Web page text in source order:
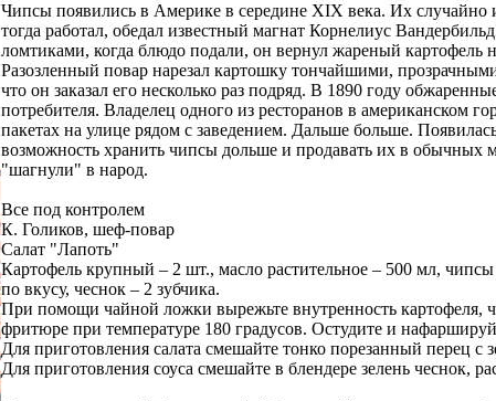
Чипсы появились в Америке в середине XIX века. Их
тогда работал, обедал известный магнат Корнелиус
ломтиками, когда блюдо подали, он вернул жареный картофель
Разозленный повар нарезал картошку тончайшими,
что он заказал его несколько раз подряд. В 1890 году
потребителя. Владелец одного из ресторанов в американском
пакетах на улице рядом с заведением. Дальше больше.
возможность хранить чипсы дольше и продавать их в обычных
"шагнули" в народ.
Все под контролем
К. Голиков, шеф-повар
Салат "Лапоть"
Картофель крупный – 2 шт., масло растительное – 500 мл, чипсы
по вкусу, чеснок – 2 зубчика.
При помощи чайной ложки вырежьте внутренность картофеля,
фритюре при температуре 180 градусов. Остудите и
Для приготовления салата смешайте тонко порезанный перец с
Для приготовления соуса смешайте в блендере зелень чеснок,